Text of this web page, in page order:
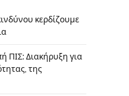
κερδίζουμε
ΠΙΣ: Διακήρυξη για
της